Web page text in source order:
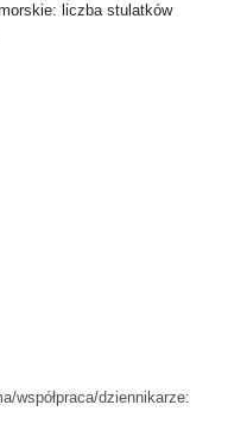
liczba stulatków
współpraca/dziennikarze: